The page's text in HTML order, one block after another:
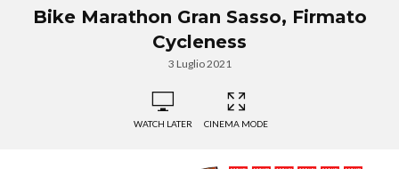
Bike Marathon Gran Sasso, Firmato
Cycleness
3 Luglio 2021
WATCH LATER CINEMA MODE